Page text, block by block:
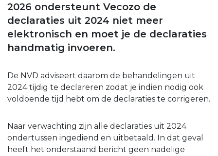
2026 ondersteunt Vecozo de
declaraties uit 2024 niet meer
elektronisch en moet je de declaraties
handmatig invoeren.
De NVD adviseert daarom de behandelingen uit
2024 tijdig te declareren zodat je indien nodig ook
voldoende tijd hebt om de declaraties te corrigeren.
Naar verwachting zijn alle declaraties uit 2024
ondertussen ingediend en uitbetaald. In dat geval
heeft het onderstaand bericht geen nadelige